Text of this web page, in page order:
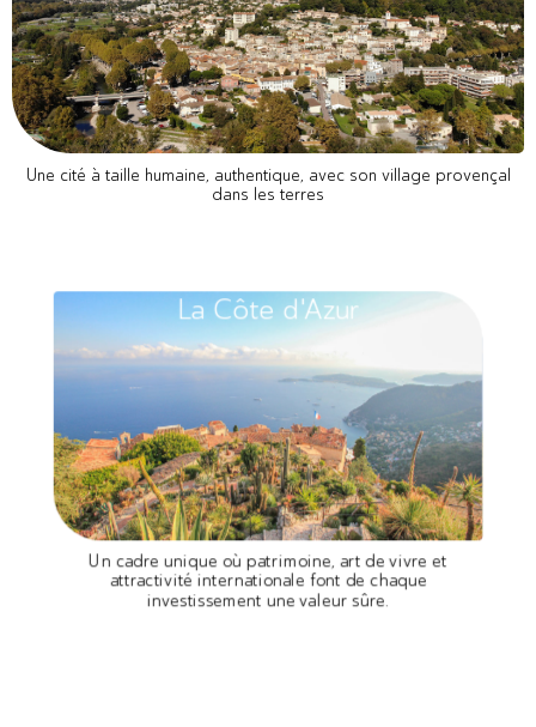
Une cité à taille humaine, authentique, avec son village provençal
dans les terres
La Côte d'Azur
Un cadre unique où patrimoine, art de vivre et
attractivité internationale font de chaque
investissement une valeur sûre.